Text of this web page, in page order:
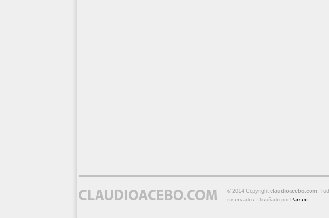
© 2014 Copyright claudioacebo.com .
reservados. Diseñado por Parsec